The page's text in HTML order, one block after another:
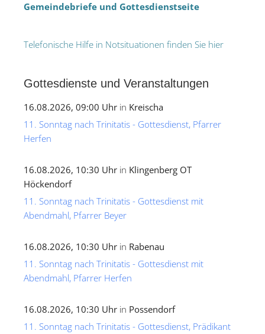
Gemeindebriefe und Gottesdienstseite
Telefonische Hilfe in Notsituationen finden Sie hier
Gottesdienste und Veranstaltungen
16.08.2026, 09:00 Uhr in Kreischa
11. Sonntag nach Trinitatis - Gottesdienst, Pfarrer
Herfen
16.08.2026, 10:30 Uhr in Klingenberg OT
Höckendorf
11. Sonntag nach Trinitatis - Gottesdienst mit
Abendmahl, Pfarrer Beyer
16.08.2026, 10:30 Uhr in Rabenau
11. Sonntag nach Trinitatis - Gottesdienst mit
Abendmahl, Pfarrer Herfen
16.08.2026, 10:30 Uhr in Possendorf
11. Sonntag nach Trinitatis - Gottesdienst, Prädikant